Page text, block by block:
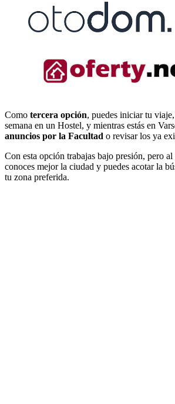
Como tercera opción, puedes iniciar tu
semana en un Hostel, y mientras estás en
anuncios por la Facultad o revisar los ya
Con esta opción trabajas bajo presión, pero
conoces mejor la ciudad y puedes acotar la
tu zona preferida.